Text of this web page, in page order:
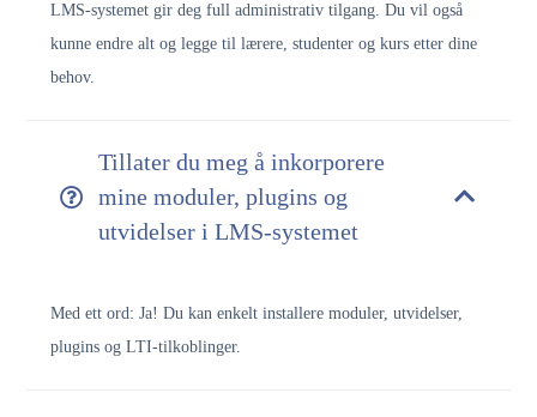
LMS-systemet gir deg full administrativ tilgang. Du vil også
kunne endre alt og legge til lærere, studenter og kurs etter dine
behov.
Tillater du meg å inkorporere
mine moduler, plugins og
utvidelser i LMS-systemet
Med ett ord: Ja! Du kan enkelt installere moduler, utvidelser,
plugins og LTI-tilkoblinger.